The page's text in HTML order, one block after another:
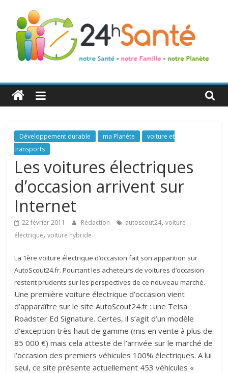
24h
Santé
La
santé
de
toute
famille
Développement durable ma Planète
voiture et
transports
Les voitures électriques
d’occasion arrivent sur
Internet
22 février 2011 Rédaction autoscout24,voiture
électrique,voiture hybride
La 1ère voiture électrique d’occasion fait son apparition sur
AutoScout24.fr. Pourtant les acheteurs de voitures d’occasion
restent prudents sur les perspectives de ce nouveau marché.
Une première voiture électrique d’occasion vient
d’apparaître sur le site AutoScout24.fr : une Telsa
Roadster Ed Signature. Certes, il s’agit d’un modèle
d’exception très haut de gamme (mis en vente à plus de
85 000 €) mais cela atteste de l’arrivée sur le marché de
l’occasion des premiers véhicules 100% électriques. A lui
seul, ce site présente actuellement 453 véhicules «